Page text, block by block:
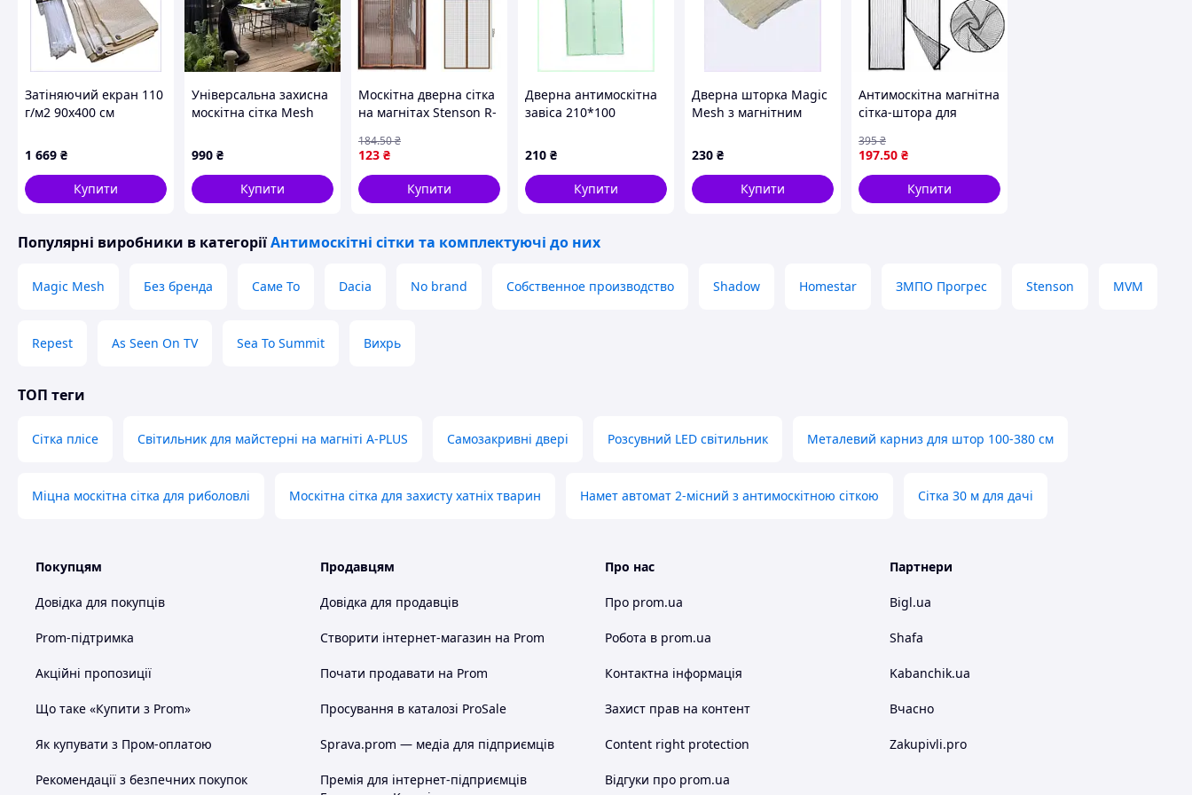
Затіняючий екран 110
г/м2 90х400 см
8889B593K
1 669 ₴
Купити
Універсальна захисна
москітна сітка Mesh
альтанок (розмір - 300
х 400 см)
990 ₴
Купити
Москітна дверна сітка
на магнітах Stenson R-
якість
123 ₴
184.50₴
Купити
Дверна антимоскітна
завіса 210*100
8121HM884B
210 ₴
Купити
Дверна шторка Magic
Mesh з магнітним
812X1P918M
230 ₴
Купити
Антимоскітна магнітна
сітка-штора для
210×110 см чорна
197.50 ₴
395₴
Купити
Популярні виробники в категоріїАнтимоскітні сітки та комплектуючі до них
Magic Mesh Без бренда Саме То Dacia No brand Собственное производство Shadow Homestar ЗМПО Прогрес Stenson MVM
Repest As Seen On TV Sea To Summit Вихрь
ТОП теги
Сітка плісе Світильник для майстерні на магніті A-PLUS Самозакривні двері Розсувний LED світильник Металевий карниз для штор 100-380 см
Міцна москітна сітка для риболовлі Москітна сітка для захисту хатніх тварин Намет автомат 2-місний з антимоскітною сіткою Сітка 30 м для дачі
Покупцям
Довідка для покупців
Prom-підтримка
Акційні пропозиції
Що таке «Купити з Prom»
Як купувати з Пром-оплатою
Рекомендації з безпечних покупок
Продавцям
Довідка для продавців
Створити інтернет-магазин на Prom
Почати продавати на Prom
Просування в каталозі ProSale
Sprava.prom — медіа для підприємців
Премія для інтернет-підприємців
Про нас
Про prom.ua
Робота в prom.ua
Контактна інформація
Захист прав на контент
Content right protection
Відгуки про prom.ua
Партнери
Bigl.ua
Shafa
Kabanchik.ua
Вчасно
Zakupivli.pro